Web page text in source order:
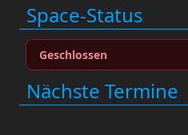
Space-Status
Geschlossen
Nächste Termine